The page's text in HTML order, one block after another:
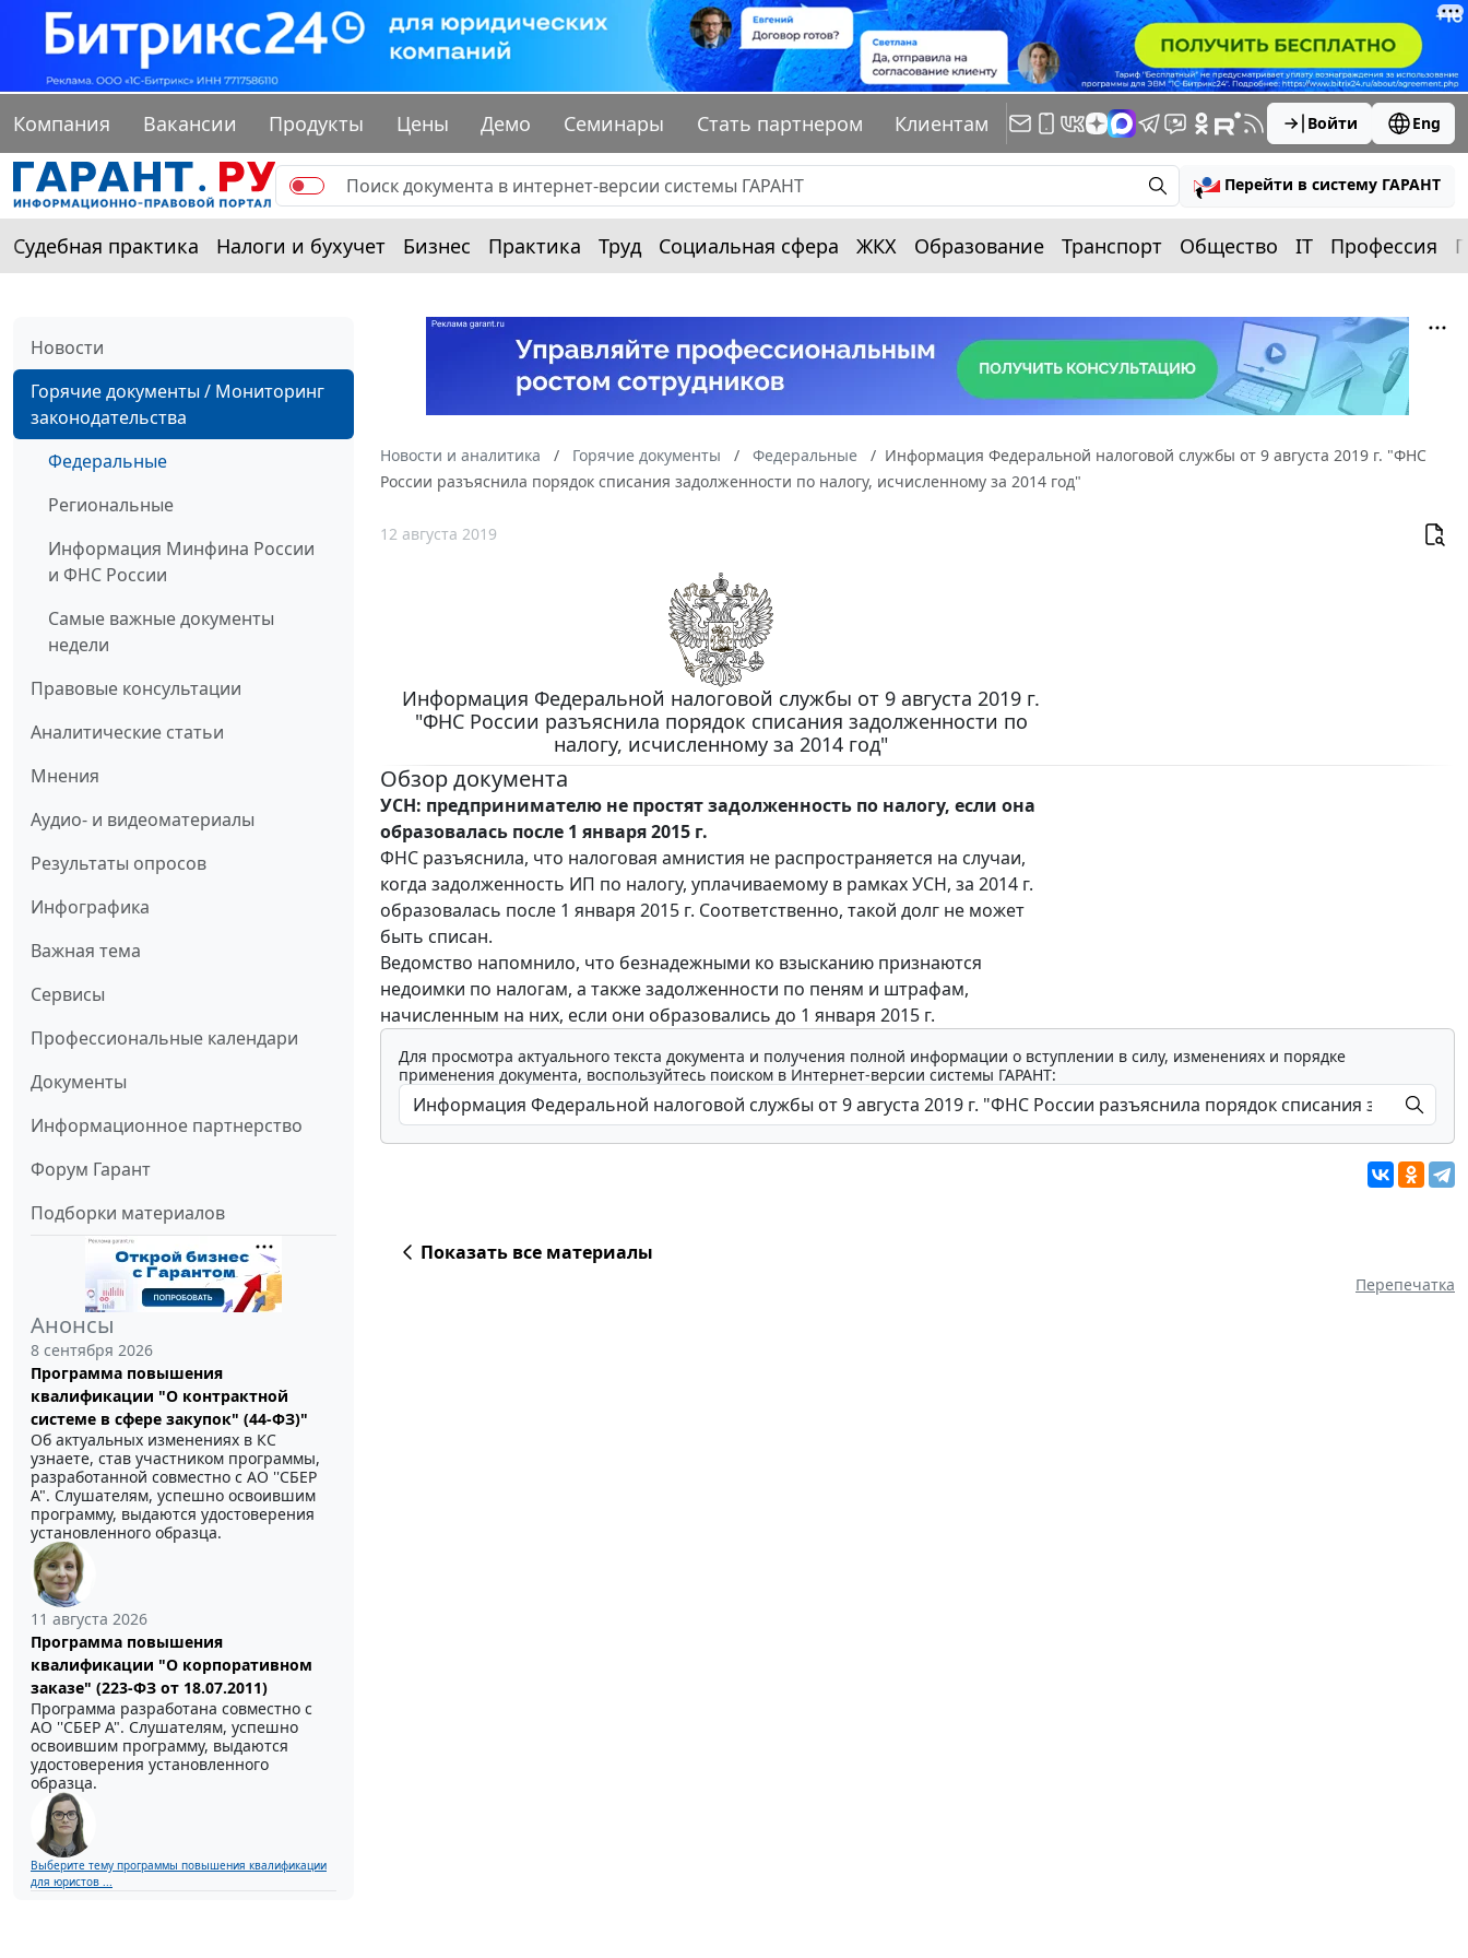
Компания Вакансии Продукты Цены Демо Семинары Стать партнером Клиентам Войти Eng
Перейти в систему ГАРАНТ
Судебная практика Налоги и бухучет Бизнес Практика Труд Социальная сфера ЖКХ Образование Транспорт Общество IT Профессия
Новости
Горячие документы / Мониторинг
законодательства
Федеральные
Региональные
Информация Минфина России
и ФНС России
Самые важные документы
недели
Правовые консультации
Аналитические статьи
Мнения
Аудио- и видеоматериалы
Результаты опросов
Инфографика
Важная тема
Сервисы
Профессиональные календари
Документы
Информационное партнерство
Форум Гарант
Подборки материалов
Анонсы
8 сентября 2026
Программа повышения
квалификации "О контрактной
системе в сфере закупок" (44-ФЗ)"
Об актуальных изменениях в КС
узнаете, став участником программы,
разработанной совместно с АО ''СБЕР
А". Слушателям, успешно освоившим
программу, выдаются удостоверения
установленного образца.
11 августа 2026
Программа повышения
квалификации "О корпоративном
заказе" (223-ФЗ от 18.07.2011)
Программа разработана совместно с
АО ''СБЕР А". Слушателям, успешно
освоившим программу, выдаются
удостоверения установленного
образца.
Выберите тему программы повышения квалификации
для юристов ...
Новости и аналитика Горячие документы Федеральные
Информация Федеральной налоговой службы от 9 августа 2019 г. "ФНС
России разъяснила порядок списания задолженности по налогу, исчисленному за 2014 год"
12 августа 2019
Информация Федеральной налоговой службы от 9 августа 2019 г.
"ФНС России разъяснила порядок списания задолженности по
налогу, исчисленному за 2014 год"
Обзор документа
УСН: предпринимателю не простят задолженность по налогу, если она
образовалась после 1 января 2015 г.
ФНС разъяснила, что налоговая амнистия не распространяется на случаи,
когда задолженность ИП по налогу, уплачиваемому в рамках УСН, за 2014 г.
образовалась после 1 января 2015 г. Соответственно, такой долг не может
быть списан.
Ведомство напомнило, что безнадежными ко взысканию признаются
недоимки по налогам, а также задолженности по пеням и штрафам,
начисленным на них, если они образовались до 1 января 2015 г.
Для просмотра актуального текста документа и получения полной информации о вступлении в силу, изменениях и порядке
применения документа, воспользуйтесь поиском в Интернет-версии системы ГАРАНТ:
Показать все материалы
Перепечатка